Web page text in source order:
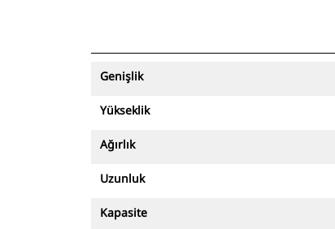
Genişlik
Yükseklik
Ağırlık
Uzunluk
Kapasite